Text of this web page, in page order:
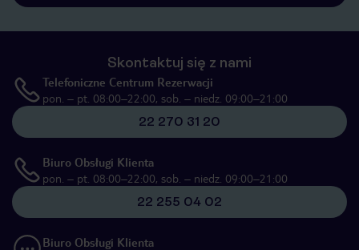
Skontaktuj się z nami
Telefoniczne Centrum Rezerwacji
pon. – pt. 08:00–22:00, sob. – niedz. 09:00–21:00
22 270 31 20
Biuro Obsługi Klienta
pon. – pt. 08:00–22:00, sob. – niedz. 09:00–21:00
22 255 04 02
Biuro Obsługi Klienta